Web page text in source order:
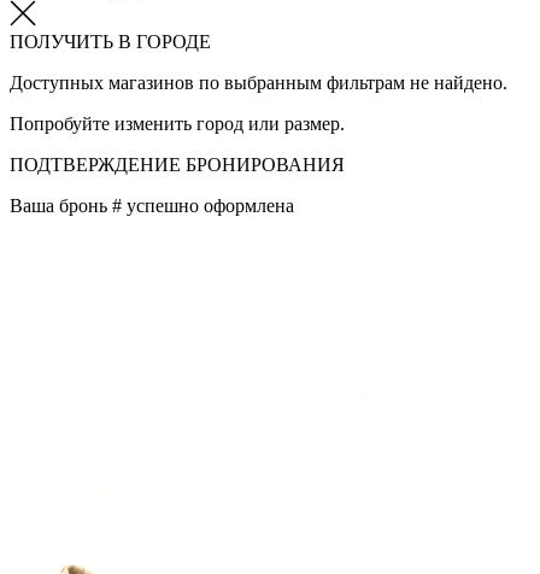
ПОЛУЧИТЬ В ГОРОДЕ
Доступных магазинов по выбранным фильтрам не найдено.
Попробуйте изменить город или размер.
ПОДТВЕРЖДЕНИЕ БРОНИРОВАНИЯ
Ваша бронь # успешно оформлена